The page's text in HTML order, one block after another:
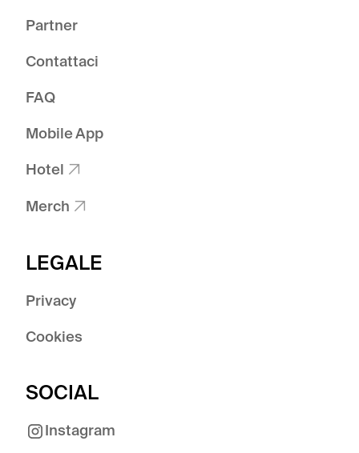
Partner
Contattaci
FAQ
Mobile App
Hotel 
Merch 
LEGALE
Privacy
Cookies
SOCIAL
Instagram